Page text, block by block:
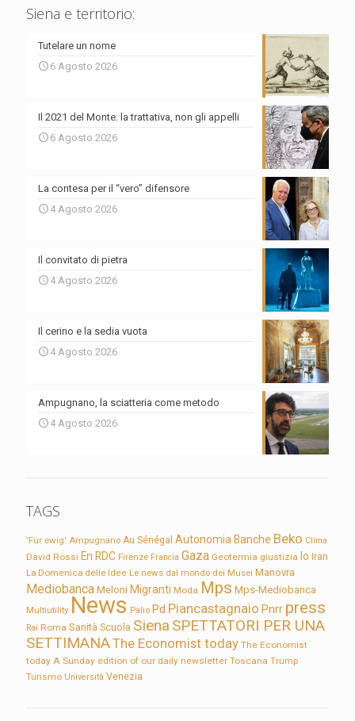
Siena e territorio:
Tutelare un nome
6 Agosto 2026
Il 2021 del Monte: la trattativa, non gli appelli
6 Agosto 2026
La contesa per il “vero” difensore
4 Agosto 2026
Il convitato di pietra
4 Agosto 2026
Il cerino e la sedia vuota
4 Agosto 2026
Ampugnano, la sciatteria come metodo
4 Agosto 2026
TAGS
'Für ewig' Ampugnano Au Sénégal Autonomia Banche Beko Clima
David Rossi En RDC Firenze Francia Gaza Geotermia giustizia Io Iran
La Domenica delle Idee Le news dal mondo dei Musei Manovra
Mediobanca Meloni Migranti Moda Mps Mps-Mediobanca
Multiutility News Palio Pd Piancastagnaio Pnrr press
Rai Roma Sanità Scuola Siena SPETTATORI PER UNA
SETTIMANAThe Economist today The Economist
today A Sunday edition of our daily newsletter Toscana Trump
Turismo Università Venezia